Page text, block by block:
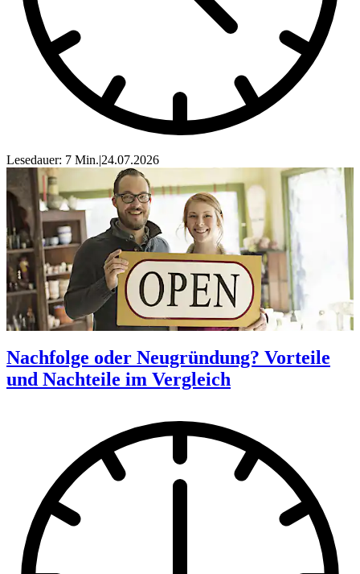
Lesedauer: 7 Min.|24.07.2026
Nachfolge oder Neugründung? Vorteile
und Nachteile im Vergleich